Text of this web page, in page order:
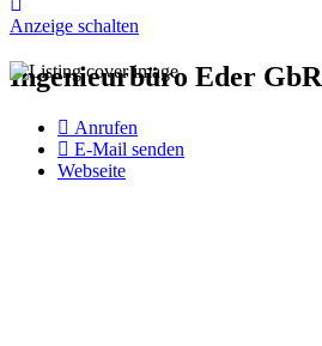
Anzeige schalten
Ingenieurbüro Eder GbR
Anrufen
E-Mail senden
Webseite